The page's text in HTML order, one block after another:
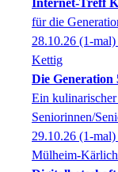
Internet-Treff
für die
28.10.26 (1-mal)
Kettig
Die Generation
Ein
Seniorinnen/
29.10.26 (1-mal)
Mülheim-Kärlich